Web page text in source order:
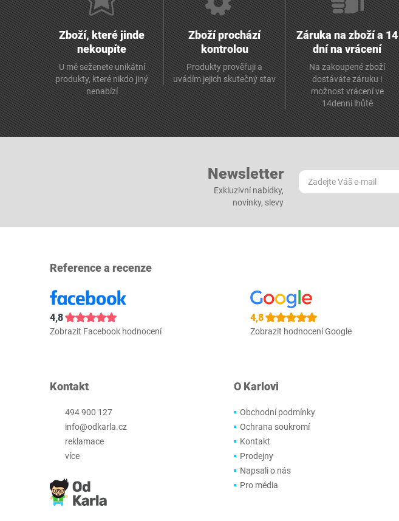
Zboží, které jinde
nekoupíte
U mě seženete unikátní
produkty, které nikdo jiný
nenabízí
Zboží prochází
kontrolou
Produkty prověřuji a
uvádím jejich skutečný stav
Záruka na zboží a 14
dní na vrácení
Na zakoupené zboží
dostáváte záruku i
možnost vrácení ve
14denní lhůtě
Newsletter
Exkluzivní nabídky,
novinky, slevy
Reference a recenze
4,8
Zobrazit Facebook hodnocení
4,8
Zobrazit hodnocení Google
Kontakt
494 900 127
info@odkarla.cz
reklamace
více
O Karlovi
Obchodní podmínky
Ochrana soukromí
Kontakt
Prodejny
Napsali o nás
Pro média